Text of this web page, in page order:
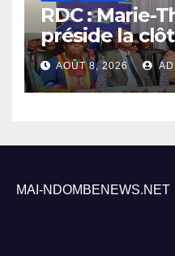
RDC : Marie-
préside la
académique
l’UNIKIN
AOÛT 8, 2026
MAI-NDOMBENEWS.NET